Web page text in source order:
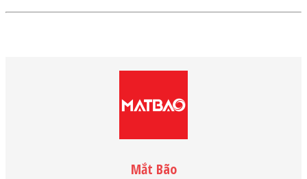
Mắt Bão